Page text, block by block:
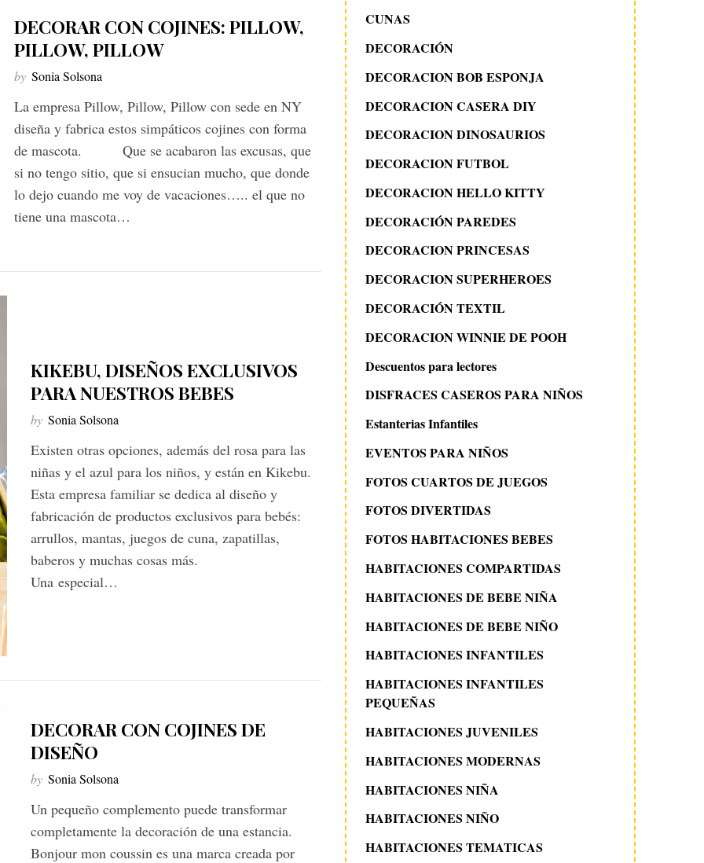
DECORAR CON COJINES: PILLOW,
PILLOW, PILLOW
by Sonia Solsona
La empresa Pillow, Pillow, Pillow con sede en NY
diseña y fabrica estos simpáticos cojines con forma
de mascota. Que se acabaron las excusas, que
si no tengo sitio, que si ensucian mucho, que donde
lo dejo cuando me voy de vacaciones….. el que no
tiene una mascota…
KIKEBU, DISEÑOS EXCLUSIVOS
PARA NUESTROS BEBES
by Sonia Solsona
Existen otras opciones, además del rosa para las
niñas y el azul para los niños, y están en Kikebu.
Esta empresa familiar se dedica al diseño y
fabricación de productos exclusivos para bebés:
arrullos, mantas, juegos de cuna, zapatillas,
baberos y muchas cosas más.
Una especial…
DECORAR CON COJINES DE
DISEÑO
by Sonia Solsona
Un pequeño complemento puede transformar
completamente la decoración de una estancia.
Bonjour mon coussin es una marca creada por
CUNAS
DECORACIÓN
DECORACION BOB ESPONJA
DECORACION CASERA DIY
DECORACION DINOSAURIOS
DECORACION FUTBOL
DECORACION HELLO KITTY
DECORACIÓN PAREDES
DECORACION PRINCESAS
DECORACION SUPERHEROES
DECORACIÓN TEXTIL
DECORACION WINNIE DE POOH
Descuentos para lectores
DISFRACES CASEROS PARA NIÑOS
Estanterias Infantiles
EVENTOS PARA NIÑOS
FOTOS CUARTOS DE JUEGOS
FOTOS DIVERTIDAS
FOTOS HABITACIONES BEBES
HABITACIONES COMPARTIDAS
HABITACIONES DE BEBE NIÑA
HABITACIONES DE BEBE NIÑO
HABITACIONES INFANTILES
HABITACIONES INFANTILES
PEQUEÑAS
HABITACIONES JUVENILES
HABITACIONES MODERNAS
HABITACIONES NIÑA
HABITACIONES NIÑO
HABITACIONES TEMATICAS